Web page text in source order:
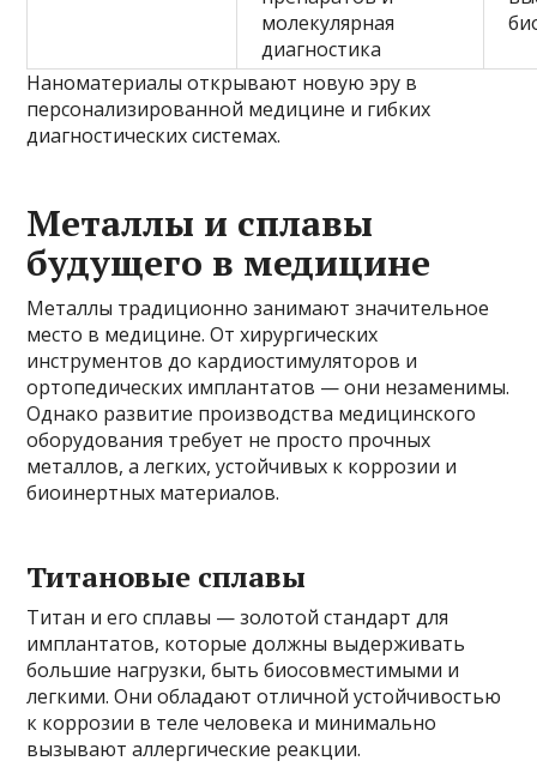
молекулярная
диагностика
Наноматериалы открывают новую эру в
персонализированной медицине и гибких
диагностических системах.
Металлы и сплавы
будущего в медицине
Металлы традиционно занимают значительное
место в медицине. От хирургических
инструментов до кардиостимуляторов и
ортопедических имплантатов — они незаменимы.
Однако развитие производства медицинского
оборудования требует не просто прочных
металлов, а легких, устойчивых к коррозии и
биоинертных материалов.
Титановые сплавы
Титан и его сплавы — золотой стандарт для
имплантатов, которые должны выдерживать
большие нагрузки, быть биосовместимыми и
легкими. Они обладают отличной устойчивостью
к коррозии в теле человека и минимально
вызывают аллергические реакции.